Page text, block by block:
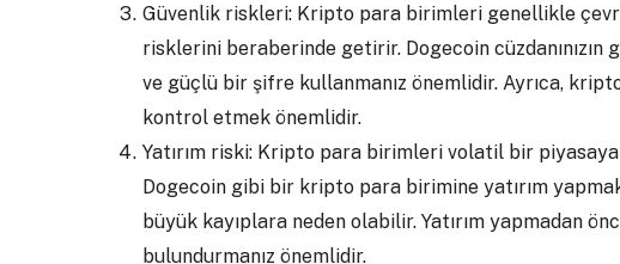
Güvenlik riskleri: Kripto para birimleri genellikle
risklerini beraberinde getirir. Dogecoin
ve güçlü bir şifre kullanmanız önemlidir. Ayrıca,
kontrol etmek önemlidir.
Yatırım riski: Kripto para birimleri volatil bir
Dogecoin gibi bir kripto para birimine yatırım
büyük kayıplara neden olabilir. Yatırım yapmadan
bulundurmanız önemlidir.